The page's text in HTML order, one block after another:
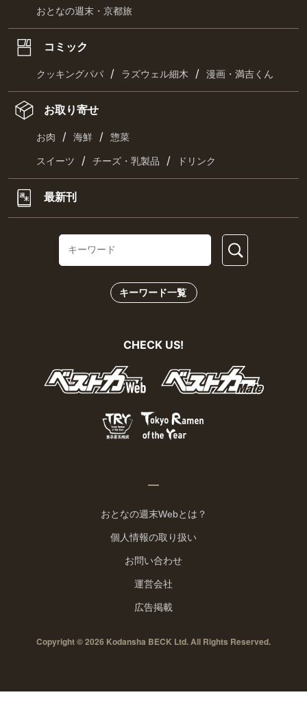
おとなの週末・京都旅
コミック
クッキングパパ / ラズウェル細木 / 漫画・満吉くん
お取り寄せ
お肉 / 海鮮 / 惣菜
スイーツ / チーズ・乳製品 / ドリンク
最新刊
キーワード一覧
CHECK US!
おとなの週末Webとは？
個人情報の取り扱い
お問い合わせ
運営会社
広告掲載
Copyright © 2026 Kodansha BECK Ltd. All Rights Reserved.